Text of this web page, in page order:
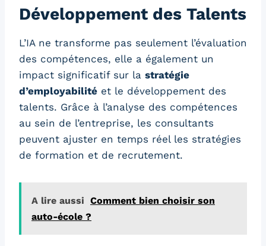
Développement des Talents
L’IA ne transforme pas seulement l’évaluation
des compétences, elle a également un
impact significatif sur la stratégie
d’employabilité et le développement des
talents. Grâce à l’analyse des compétences
au sein de l’entreprise, les consultants
peuvent ajuster en temps réel les stratégies
de formation et de recrutement.
A lire aussi Comment bien choisir son
auto-école ?